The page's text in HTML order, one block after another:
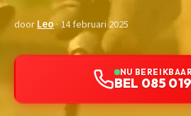
doorLeo· 14 februari 2025
NU BEREIKBAAR
BEL 085